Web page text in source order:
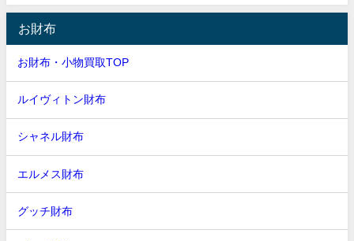
お財布
お財布・小物買取TOP
ルイヴィトン財布
シャネル財布
エルメス財布
グッチ財布